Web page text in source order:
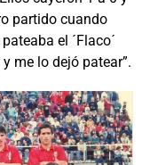
partido cuando
el ´Flaco´
me lo dejó patear”.